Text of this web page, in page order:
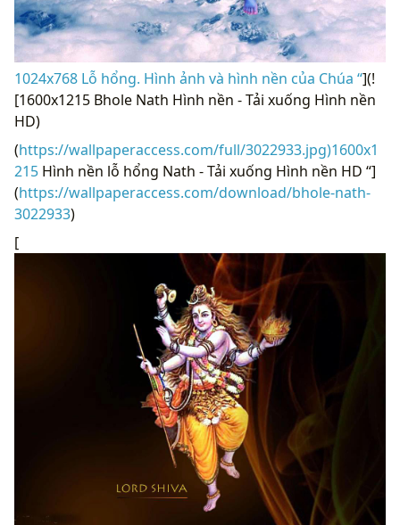
1024x768 Lỗ hổng. Hình ảnh và hình nền của Chúa “](!
[1600x1215 Bhole Nath Hình nền - Tải xuống Hình nền
HD)
(https://wallpaperaccess.com/full/3022933.jpg)1600x1
215 Hình nền lỗ hổng Nath - Tải xuống Hình nền HD “]
(https://wallpaperaccess.com/download/bhole-nath-
3022933)
[